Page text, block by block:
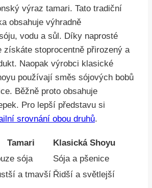
výraz tamari. Tato tradiční
obsahuje výhradně
vodu a sůl. Díky naprosté
získáte stoprocentně přirozený a
Naopak výrobci klasické
používají směs sójových bobů
Běžně proto obsahuje
Pro lepší představu si
srovnání obou druhů.
Tamari
Klasická Shoyu
sója
Sója a pšenice
a tmavší Řidší a světlejší